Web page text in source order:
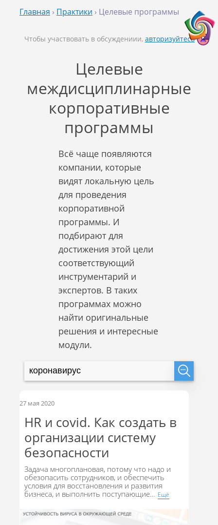
Главная › Практики › Целевые программы
Целевые
междисциплинарные
корпоративные
программы
Всё чаще появляются
компании, которые
видят локальную цель
для проведения
корпоративной
программы. И
подбирают для
достижения этой цели
соответствующий
инструментарий и
экспертов. В таких
программах можно
найти оригинальные
решения и интересные
модули.
Чтобы участвовать в обсуждениии, авторизуйтесь
27 мая 2020
HR и covid. Как создать в
организации систему
безопасности
Задача многоплановая, потому что надо и
обезопасить сотрудников, и обеспечить
условия для восстановления и развития
бизнеса, и выполнить поступающие… Eщё